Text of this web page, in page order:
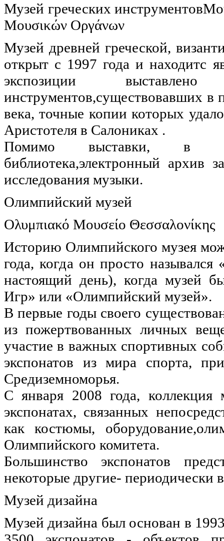
Музей греческих
Μουσικών Οργάνων
Музей древней греческой,
открыт с 1997 года и находитс
экспозиции
инструментов,существовавших в
века, точные копии которых
Аристотеля в Салониках .
Помимо выставки, в
библиотека,электронный архив
исследования музыки.
Олимпийский музей
Ολυμπιακό Μουσείο Θεσσαλονίκης
Историю Олимпийского музея
года, когда он просто
настоящий день), когда музей
Игр» или «Олимпийский музей».
В первые годы своего
из пожертвованных личных
участие в важных спортивных
экспонатов из мира спорта,
Средиземноморья.
С января 2008 года, коллекция
экспонатах, связанных
как костюмы,
Олимпийского комитета.
Большинство экспонатов
некоторые другие- периодически
Музей дизайна
Музей дизайна был основан в